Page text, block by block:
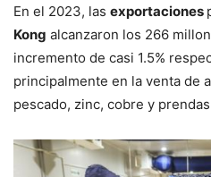
En el 2023, las exportaciones
Kong alcanzaron los 266
incremento de casi 1.5%
principalmente en la venta de
pescado, zinc, cobre y